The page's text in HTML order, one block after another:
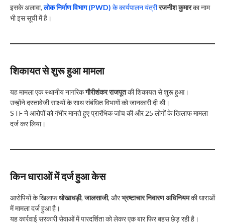
इसके अलावा,लोक निर्माण विभाग (PWD) के कार्यपालन यंत्रीरजनीश कुमारका नाम
भी इस सूची में है।
शिकायत से शुरू हुआ मामला
यह मामला एक स्थानीय नागरिकगौरीशंकर राजपूतकी शिकायत से शुरू हुआ।
उन्होंने दस्तावेजी साक्ष्यों के साथ संबंधित विभागों को जानकारी दी थी।
STF ने आरोपों को गंभीर मानते हुए प्रारंभिक जांच की और 25 लोगों के खिलाफ मामला
दर्ज कर लिया।
किन धाराओं में दर्ज हुआ केस
आरोपियों के खिलाफधोखाधड़ी,जालसाजी, औरभ्रष्टाचार निवारण अधिनियमकी धाराओं
में मामला दर्ज हुआ है।
यह कार्रवाई सरकारी सेवाओं में पारदर्शिता को लेकर एक बार फिर बहस छेड़ रही है।